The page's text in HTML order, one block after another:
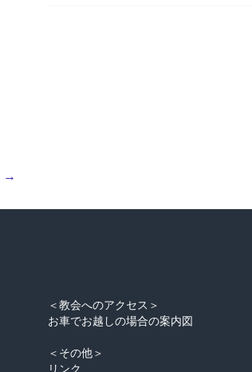
→
＜教会へのアクセス＞
お車でお越しの場合の案内図
＜その他＞
リンク